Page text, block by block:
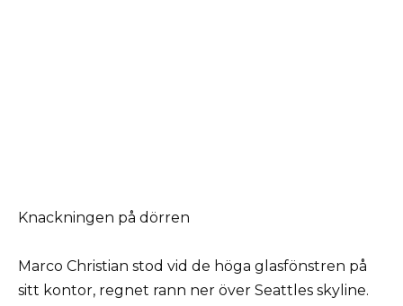
Knackningen på dörren
Marco Christian stod vid de höga glasfönstren på
sitt kontor, regnet rann ner över Seattles skyline.